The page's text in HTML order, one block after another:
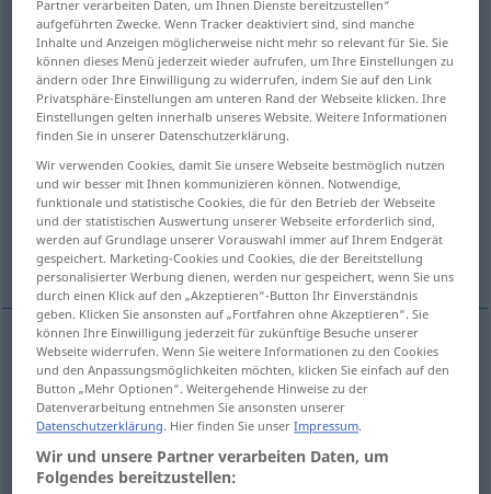
Übersicht aller Übersetzungen
(Für mehr Details die Übersetzung anklicken/antippen)
kalt
gefühlskalt, kühl, kaltherzig, ungerührt, kühl,
frostig
dünn, luftig, leicht kalt, verhalten
kalt froid temps, eau, lieu, etc
(gefühls)kalt froidpersonne
Partner verarbeiten Daten, um Ihnen Dienste bereitzustellen“
aufgeführten Zwecke. Wenn Tracker deaktiviert sind, sind manche
Inhalte und Anzeigen möglicherweise nicht mehr so relevant für Sie. Sie
können dieses Menü jederzeit wieder aufrufen, um Ihre Einstellungen zu
ändern oder Ihre Einwilligung zu widerrufen, indem Sie auf den Link
Privatsphäre-Einstellungen am unteren Rand der Webseite klicken. Ihre
Einstellungen gelten innerhalb unseres Website. Weitere Informationen
finden Sie in unserer Datenschutzerklärung.
Wir verwenden Cookies, damit Sie unsere Webseite bestmöglich nutzen
und wir besser mit Ihnen kommunizieren können. Notwendige,
funktionale und statistische Cookies, die für den Betrieb der Webseite
und der statistischen Auswertung unserer Webseite erforderlich sind,
werden auf Grundlage unserer Vorauswahl immer auf Ihrem Endgerät
gespeichert. Marketing-Cookies und Cookies, die der Bereitstellung
personalisierter Werbung dienen, werden nur gespeichert, wenn Sie uns
durch einen Klick auf den „Akzeptieren“-Button Ihr Einverständnis
geben. Klicken Sie ansonsten auf „Fortfahren ohne Akzeptieren“. Sie
können Ihre Einwilligung jederzeit für zukünftige Besuche unserer
Webseite widerrufen. Wenn Sie weitere Informationen zu den Cookies
und den Anpassungsmöglichkeiten möchten, klicken Sie einfach auf den
Button „Mehr Optionen“. Weitergehende Hinweise zu der
Datenverarbeitung entnehmen Sie ansonsten unserer
Datenschutzerklärung. Hier finden Sie unserImpressum.
Wir und unsere Partner verarbeiten Daten, um
Folgendes bereitzustellen: